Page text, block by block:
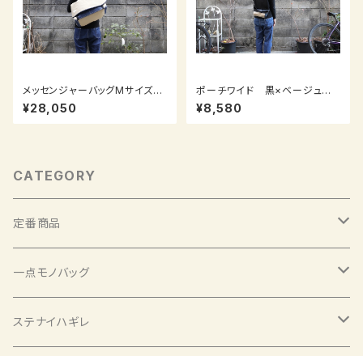
メッセンジャーバッグMサイズ
右掛け サブレ×紺×ワカクサ
¥28,050
ポーチワイド 黒×ベージュ濃
紺オリーブグリーンカーキ
¥8,580
CATEGORY
定番商品
メッセンジャーバッグ
トート型メッセンジャーバッグ
一点モノバッグ
メッセンジャーバッグ
ステナイハギレ